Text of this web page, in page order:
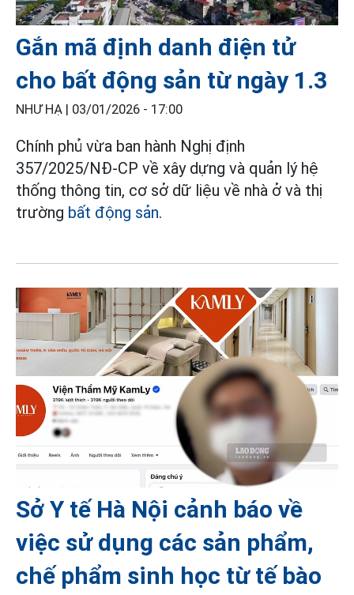
Gắn mã định danh điện tử
cho bất động sản từ ngày 1.3
NHƯ HẠ | 03/01/2026 - 17:00
Chính phủ vừa ban hành Nghị định
357/2025/NĐ-CP về xây dựng và quản lý hệ
thống thông tin, cơ sở dữ liệu về nhà ở và thị
trường bất động sản.
Sở Y tế Hà Nội cảnh báo về
việc sử dụng các sản phẩm,
chế phẩm sinh học từ tế bào